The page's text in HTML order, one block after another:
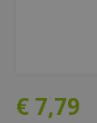
€ 7,79